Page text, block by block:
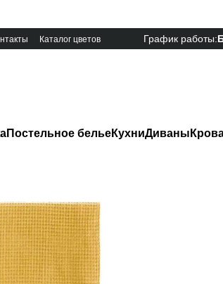
Каталог цветов График работы:
Постельное бельеКухниДиваны